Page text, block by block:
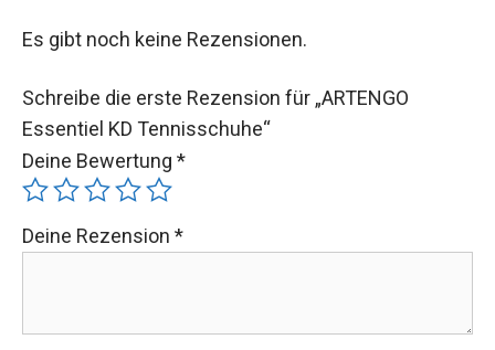
Es gibt noch keine Rezensionen.
Schreibe die erste Rezension für „ARTENGO
Essentiel KD Tennisschuhe“
Deine Bewertung *
Deine Rezension *